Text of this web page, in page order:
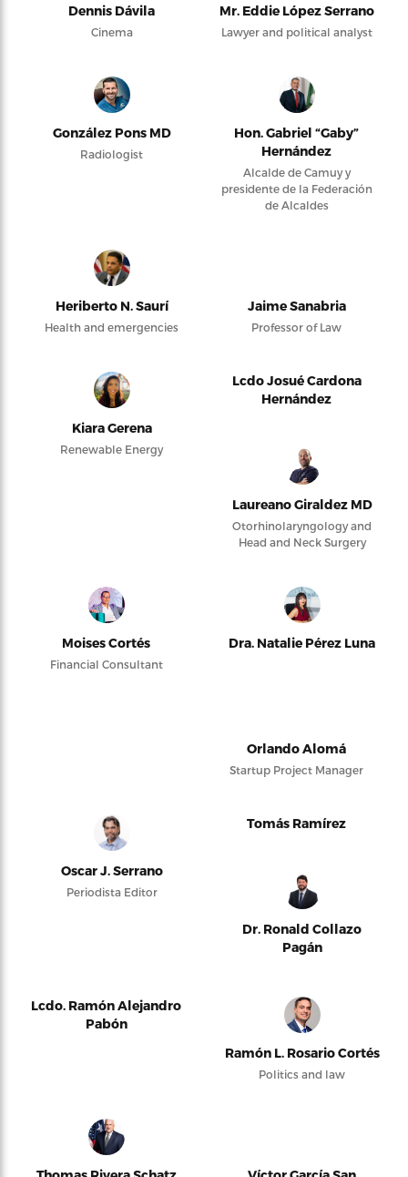
Dennis Dávila
Cinema
Mr. Eddie López Serrano
Lawyer and political analyst
González Pons MD
Radiologist
Hon. Gabriel “Gaby”
Hernández
Alcalde de Camuy y
presidente de la Federación
de Alcaldes
Heriberto N. Saurí
Health and emergencies
Jaime Sanabria
Professor of Law
Kiara Gerena
Renewable Energy
Lcdo Josué Cardona
Hernández
Laureano Giraldez MD
Otorhinolaryngology and
Head and Neck Surgery
Moises Cortés
Financial Consultant
Dra. Natalie Pérez Luna
Orlando Alomá
Startup Project Manager
Oscar J. Serrano
Periodista Editor
Tomás Ramírez
Dr. Ronald Collazo
Pagán
Lcdo. Ramón Alejandro
Pabón
Ramón L. Rosario Cortés
Politics and law